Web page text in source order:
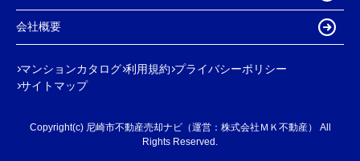
会社概要
マンションカタログ 利用規約 プライバシーポリシー
サイトマップ
Copyright(c) 尼崎市不動産売却ナビ（運営：株式会社ＭＫ不動産） All
Rights Reserved.